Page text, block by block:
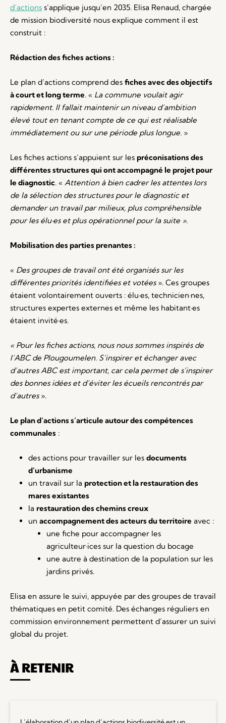
d’actions s’applique jusqu’en 2035. Elisa Renaud, chargée
de mission biodiversité nous explique comment il est
construit :
Rédaction des fiches actions :
Le plan d’actions comprend des fiches avec des objectifs
à court et long terme. « La commune voulait agir
rapidement. Il fallait maintenir un niveau d’ambition
élevé tout en tenant compte de ce qui est réalisable
immédiatement ou sur une période plus longue. »
Les fiches actions s’appuient sur les préconisations des
différentes structures qui ont accompagné le projet pour
le diagnostic. « Attention à bien cadrer les attentes lors
de la sélection des structures pour le diagnostic et
demander un travail par milieux, plus compréhensible
pour les élu·es et plus opérationnel pour la suite ».
Mobilisation des parties prenantes :
« Des groupes de travail ont été organisés sur les
différentes priorités identifiées et votées». Ces groupes
étaient volontairement ouverts : élu·es, technicien·nes,
structures expertes externes et même les habitant·es
étaient invité·es.
« Pour les fiches actions, nous nous sommes inspirés de
l’ABC de Plougoumelen. S’inspirer et échanger avec
d’autres ABC est important, car cela permet de s’inspirer
des bonnes idées et d’éviter les écueils rencontrés par
d’autres».
Le plan d’actions s’articule autour des compétences
communales :
des actions pour travailler sur les documents
d’urbanisme
un travail sur la protection et la restauration des
mares existantes
la restauration des chemins creux
un accompagnement des acteurs du territoire avec :
une fiche pour accompagner les
agriculteur·ices sur la question du bocage
une autre à destination de la population sur les
jardins privés.
Elisa en assure le suivi, appuyée par des groupes de travail
thématiques en petit comité. Des échanges réguliers en
commission environnement permettent d’assurer un suivi
global du projet.
À RETENIR